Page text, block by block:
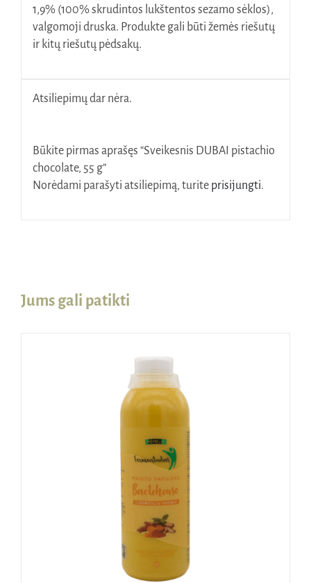
1,9% (100% skrudintos lukštentos sezamo sėklos),
valgomoji druska. Produkte gali būti žemės riešutų
ir kitų riešutų pėdsakų.
Atsiliepimų dar nėra.
Būkite pirmas aprašęs “Sveikesnis DUBAI pistachio
chocolate, 55 g”
Norėdami parašyti atsiliepimą, turite prisijungti.
Jums gali patikti